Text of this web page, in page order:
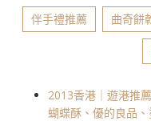
伴手禮推薦 曲奇餅
2013香港｜遊港推
蝴蝶酥、優的良品